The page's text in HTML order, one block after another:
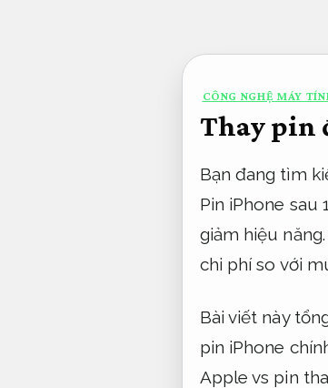
CÔNG NGHỆ MÁY
Thay pin
Bạn đang tìm
Pin iPhone sau
giảm hiệu
chi phí so với
Bài viết này
pin iPhone
Apple vs pin